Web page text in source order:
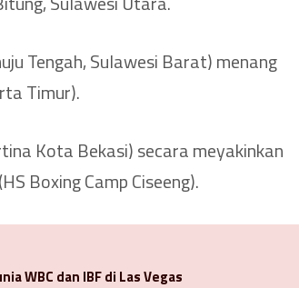
Tengah, Sulawesi Barat) menang
Timur).
Kota Bekasi) secara meyakinkan
Boxing Camp Ciseeng).
WBC dan IBF di Las Vegas